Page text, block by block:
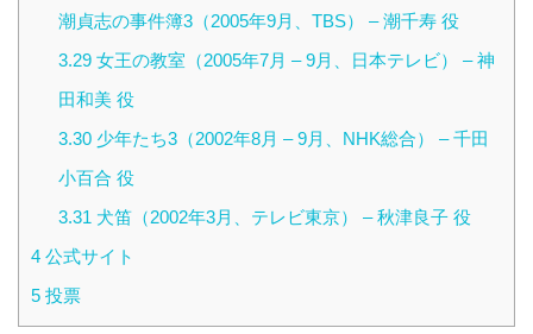
潮貞志の事件簿3（2005年9月、TBS） – 潮千寿 役
3.29女王の教室（2005年7月 – 9月、日本テレビ） – 神
田和美 役
3.30少年たち3（2002年8月 – 9月、NHK総合） – 千田
小百合 役
3.31 犬笛（2002年3月、テレビ東京） – 秋津良子 役
4 公式サイト
5 投票